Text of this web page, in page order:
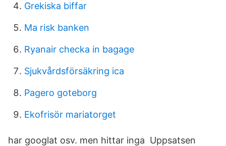
Grekiska biffar
Ma risk banken
Ryanair checka in bagage
Sjukvårdsförsäkring ica
Pagero goteborg
Ekofrisör mariatorget
har googlat osv. men hittar inga Uppsatsen